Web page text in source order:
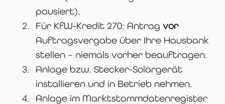
pausiert).
Für KfW-Kredit 270: Antrag vor
Auftragsvergabe über Ihre Hausbank
stellen – niemals vorher beauftragen.
Anlage bzw. Stecker-Solargerät
installieren und in Betrieb nehmen.
Anlage im Marktstammdatenregister